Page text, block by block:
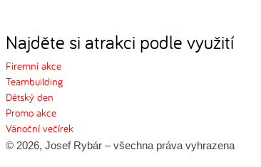
Najděte si atrakci podle využití
Firemní akce
Teambuilding
Dětský den
Promo akce
Vánoční večírek
© 2026, Josef Rybár – všechna práva vyhrazena